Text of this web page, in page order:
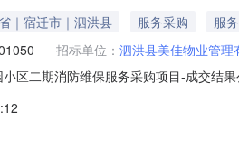
｜宿迁市｜泗洪县 服务采购
服务
招标单位： 泗洪县美佳物业管理
区二期消防维保服务采购项目-成交结
园小区二期消防维保服务采购项目合
方式联系1